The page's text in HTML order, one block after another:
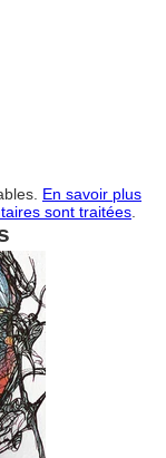
En savoir plus
sont traitées.